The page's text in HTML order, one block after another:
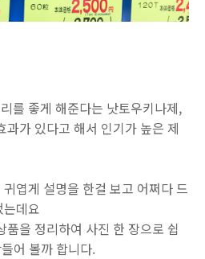
를 좋게 해준다는 낫토우키나제,
과가 있다고 해서 인기가 높은 제
엽게 설명을 한걸 보고 어쩌다 드
데요
품을 정리하여 사진 한 장으로 쉽
어 볼까 합니다.